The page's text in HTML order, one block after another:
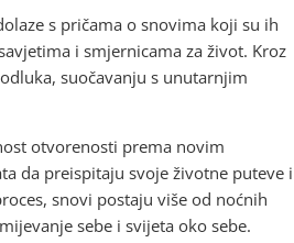
s pričama o snovima koji su ih
i smjernicama za život. Kroz
suočavanju s unutarnjim
otvorenosti prema novim
da preispitaju svoje životne puteve i
snovi postaju više od noćnih
sebe i svijeta oko sebe.